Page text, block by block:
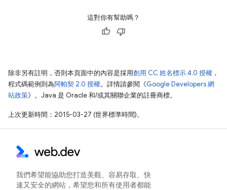
這對你有幫助嗎？
除非另有註明，否則本頁面中的內容是採用創用 CC 姓名標示 4.0 授權 ，
程式碼範例則為阿帕契 2.0 授權。詳情請參閱《Google Developers 網
站政策》。Java 是 Oracle 和/或其關聯企業的註冊商標。
上次更新時間：2015-03-27 (世界標準時間)。
我們希望能協助您打造美觀、容易存取、快
速又安全的網站，希望您和所有使用者都能